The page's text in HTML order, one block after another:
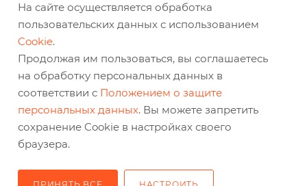
baz@belabraziv.ru
308009, Россия, г. Белгород,
На сайте осуществляется обработка
пользовательских данных с использованием
Cookie.
Продолжая им пользоваться, вы соглашаетесь
на обработку персональных данных в
соответствии с Положением о защите
персональных данных. Вы можете запретить
сохранение Cookie в настройках своего
браузера.